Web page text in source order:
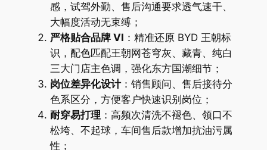
感，试驾外勤、售后沟通要求透气速干、
大幅度活动无束缚；
严格贴合品牌 VI ：精准还原 BYD 王朝标
识，配色匹配王朝网苍穹灰、藏青、纯白
三大门店主色调，强化东方国潮细节；
岗位差异化设计：销售顾问、售后接待分
色系区分，方便客户快速识别岗位；
耐穿易打理 ：高频次清洗不褪色、领口不
松垮、不起球，车间售后款增加抗油污属
性；